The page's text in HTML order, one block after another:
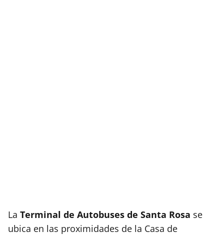
La Terminal de Autobuses de Santa Rosa se
ubica en las proximidades de la Casa de